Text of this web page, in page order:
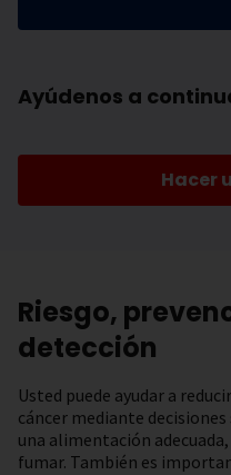
Ayúdenos a
Hacer
Riesgo,
detección
Usted puede ayudar a
cáncer mediante
una alimentación
fumar. También es